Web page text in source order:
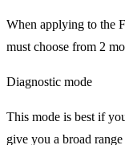
When applying to the
must choose from 2
Diagnostic mode
This mode is best if
give you a broad